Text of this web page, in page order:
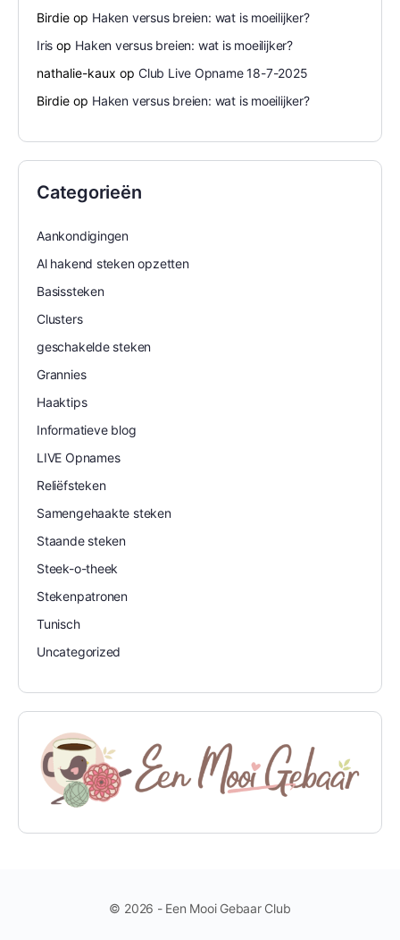
Birdie op Haken versus breien: wat is moeilijker?
Iris op Haken versus breien: wat is moeilijker?
nathalie-kaux op Club Live Opname 18-7-2025
Birdie op Haken versus breien: wat is moeilijker?
Categorieën
Aankondigingen
Al hakend steken opzetten
Basissteken
Clusters
geschakelde steken
Grannies
Haaktips
Informatieve blog
LIVE Opnames
Reliëfsteken
Samengehaakte steken
Staande steken
Steek-o-theek
Stekenpatronen
Tunisch
Uncategorized
© 2026 - Een Mooi Gebaar Club